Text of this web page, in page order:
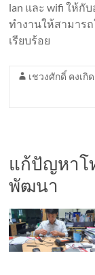
lan และ wifi ให้กั
ทำงานให้สามาร
เรียบร้อย
เชวงศักดิ์ คงเกิด
แก้ปัญหาโ
พัฒนา